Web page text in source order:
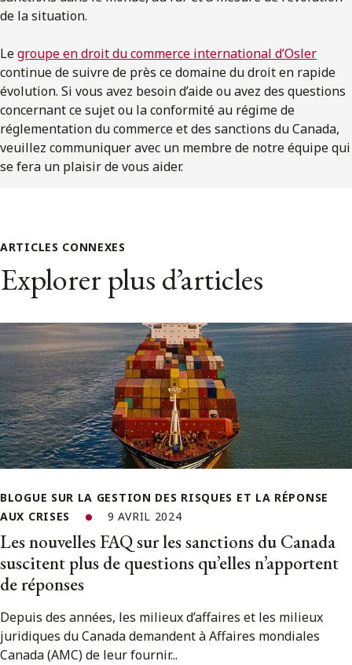
de la situation.
Legroupe en droit du commerce international d’Osler
continue de suivre de près ce domaine du droit en rapide
évolution. Si vous avez besoin d’aide ou avez des questions
concernant ce sujet ou la conformité au régime de
réglementation du commerce et des sanctions du Canada,
veuillez communiquer avec un membre de notre équipe qui
se fera un plaisir de vous aider.
ARTICLES CONNEXES
Explorer plus d’articles
BLOGUE SUR LA GESTION DES RISQUES ET LA RÉPONSE
AUX CRISES
9 AVRIL 2024
Les nouvelles FAQ sur les sanctions du Canada
suscitent plus de questions qu’elles n’apportent
de réponses
Depuis des années, les milieux d’affaires et les milieux
juridiques du Canada demandent à Affaires mondiales
Canada (AMC) de leur fournir...